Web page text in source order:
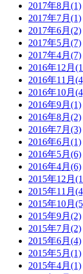
2017年8月(1)
2017年7月(1)
2017年6月(2)
2017年5月(7)
2017年4月(7)
2016年12月
2016年11月
2016年10月
2016年9月(1)
2016年8月(2)
2016年7月(3)
2016年6月(1)
2016年5月(6)
2016年4月(6)
2015年12月
2015年11月
2015年10月
2015年9月(2)
2015年7月(2)
2015年6月(4)
2015年5月(1)
2015年4月(1)